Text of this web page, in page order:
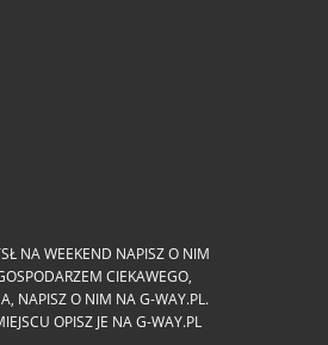
NA WEEKEND NAPISZ O NIM
CIEKAWEGO,
NAPISZ O NIM NA G-WAY.PL.
OPISZ JE NA G-WAY.PL